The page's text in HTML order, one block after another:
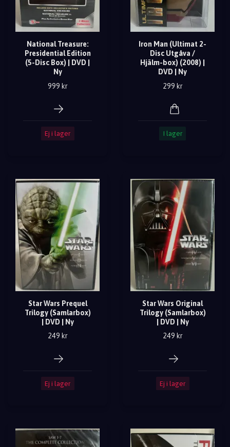
National Treasure:
Presidential Edition
(5-Disc Box) | DVD |
Ny
999 kr
Ej i lager
Iron Man (Ultimat 2-
Disc Utgåva /
Hjälm-box) (2008) |
DVD | Ny
299 kr
I lager
Star Wars Prequel
Trilogy (Samlarbox)
| DVD | Ny
249 kr
Ej i lager
Star Wars Original
Trilogy (Samlarbox)
| DVD | Ny
249 kr
Ej i lager